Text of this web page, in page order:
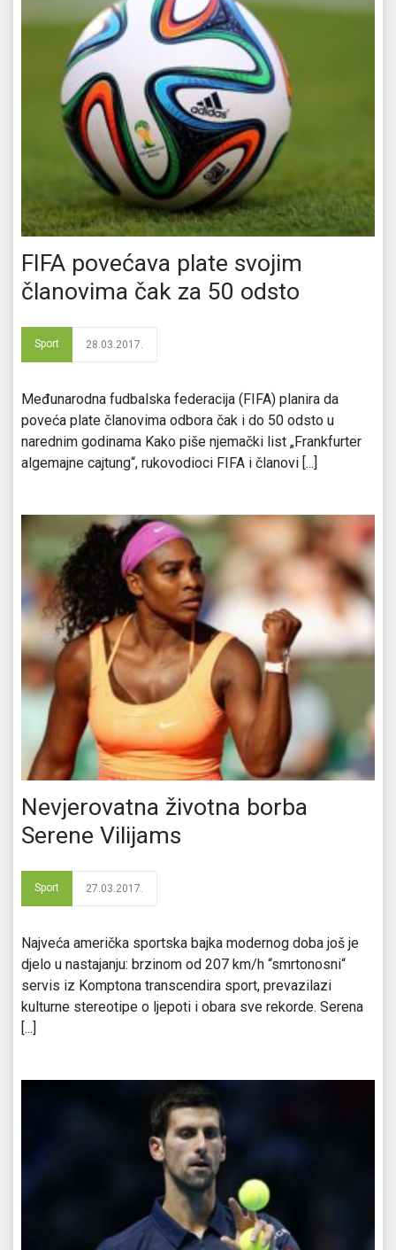
FIFA povećava plate svojim
članovima čak za 50 odsto
Sport 28.03.2017.
Međunarodna fudbalska federacija (FIFA) planira da
poveća plate članovima odbora čak i do 50 odsto u
narednim godinama Kako piše njemački list „Frankfurter
algemajne cajtung“, rukovodioci FIFA i članovi [...]
Nevjerovatna životna borba
Serene Vilijams
Sport 27.03.2017.
Najveća američka sportska bajka modernog doba još je
djelo u nastajanju: brzinom od 207 km/h “smrtonosni“
servis iz Komptona transcendira sport, prevazilazi
kulturne stereotipe o ljepoti i obara sve rekorde. Serena
[...]